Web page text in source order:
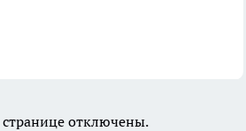
отключены.